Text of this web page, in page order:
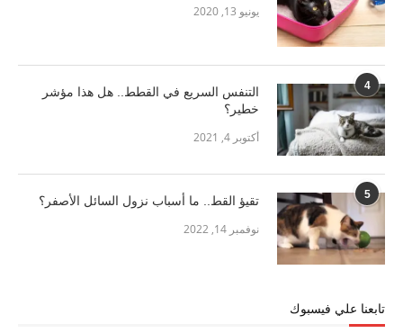
يونيو 13, 2020
4
التنفس السريع في القطط.. هل هذا مؤشر
خطير؟
أكتوبر 4, 2021
5 تقيؤ القط.. ما أسباب نزول السائل الأصفر؟
نوفمبر 14, 2022
تابعنا علي فيسبوك